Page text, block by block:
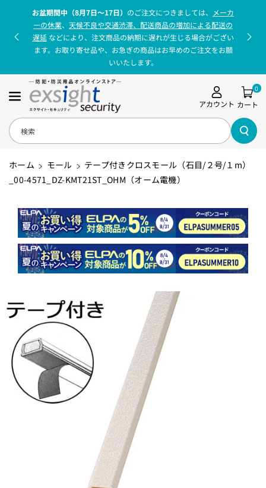
お盆期間中（8月7日〜17日） のご注文につきましては、
メーカ
ーの休業、 天候不良や交通渋滞、配送商品の増加による配送の
遅延などにより、注文商品の納期に遅れが生じる場合がござい
ます。お取り寄せ品や、お急ぎの商品はお早めのご注文をお願
いいたします。
検索
アカウント カート
0
ホーム モール
テープ付きクロスモール（石目/２号/１m）
_00-4571_DZ-KMT21ST_OHM（オーム電機）
キップ